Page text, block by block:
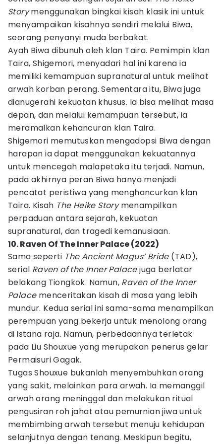
Storymenggunakan bingkai kisah klasik ini untuk
menyampaikan kisahnya sendiri melalui Biwa,
seorang penyanyi muda berbakat.
Ayah Biwa dibunuh oleh klan Taira. Pemimpin klan
Taira, Shigemori, menyadari hal ini karena ia
memiliki kemampuan supranatural untuk melihat
arwah korban perang. Sementara itu, Biwa juga
dianugerahi kekuatan khusus. Ia bisa melihat masa
depan, dan melalui kemampuan tersebut, ia
meramalkan kehancuran klan Taira.
Shigemori memutuskan mengadopsi Biwa dengan
harapan ia dapat menggunakan kekuatannya
untuk mencegah malapetaka itu terjadi. Namun,
pada akhirnya peran Biwa hanya menjadi
pencatat peristiwa yang menghancurkan klan
Taira. Kisah The Heike Storymenampilkan
perpaduan antara sejarah, kekuatan
supranatural, dan tragedi kemanusiaan.
10. Raven Of The Inner Palace (2022)
Sama seperti The Ancient Magus’ Bride(TAD),
serial Raven of the Inner Palacejuga berlatar
belakang Tiongkok. Namun, Raven of the Inner
Palacemenceritakan kisah di masa yang lebih
mundur. Kedua serial ini sama-sama menampilkan
perempuan yang bekerja untuk menolong orang
di istana raja. Namun, perbedaannya terletak
pada Liu Shouxue yang merupakan penerus gelar
Permaisuri Gagak.
Tugas Shouxue bukanlah menyembuhkan orang
yang sakit, melainkan para arwah. Ia memanggil
arwah orang meninggal dan melakukan ritual
pengusiran roh jahat atau pemurnian jiwa untuk
membimbing arwah tersebut menuju kehidupan
selanjutnya dengan tenang. Meskipun begitu,